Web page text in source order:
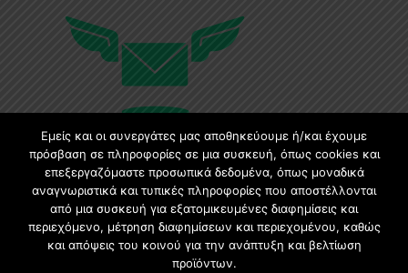
Εγγραφή στο Newsletter
Γίνετε μέλος της μεγαλύτερης διαδικτυακής κοινότητας, ειδικά
για αρχιτέκτονες, σχεδιαστές και λάτρεις της κατασκευής και
Εμείς και οι συνεργάτες μας αποθηκεύουμε ή/και έχουμε
πρόσβαση σε πληροφορίες σε μια συσκευή, όπως cookies και
επεξεργαζόμαστε προσωπικά δεδομένα, όπως μοναδικά
αναγνωριστικά και τυπικές πληροφορίες που αποστέλλονται
από μια συσκευή για εξατομικευμένες διαφημίσεις και
περιεχόμενο, μέτρηση διαφημίσεων και περιεχομένου, καθώς
και απόψεις του κοινού για την ανάπτυξη και βελτίωση
προϊόντων.